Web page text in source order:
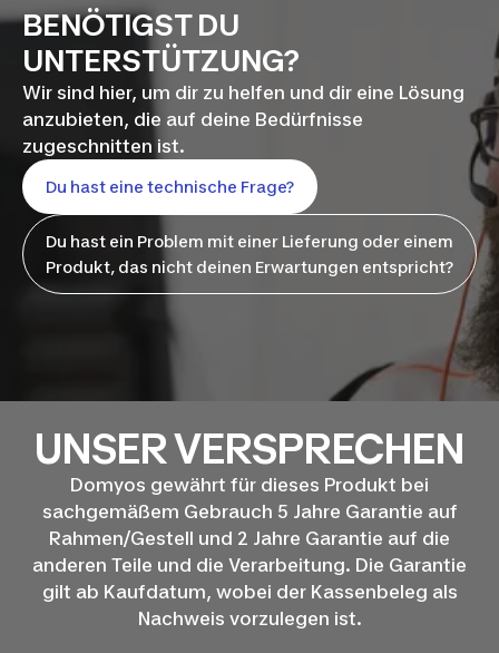
BENÖTIGST DU
UNTERSTÜTZUNG?
Wir sind hier, um dir zu helfen und dir eine Lösung
anzubieten, die auf deine Bedürfnisse
zugeschnitten ist.
Du hast eine technische Frage?
Du hast ein Problem mit einer Lieferung oder einem
Produkt, das nicht deinen Erwartungen entspricht?
UNSER VERSPRECHEN
Domyos gewährt für dieses Produkt bei
sachgemäßem Gebrauch 5 Jahre Garantie auf
Rahmen/Gestell und 2 Jahre Garantie auf die
anderen Teile und die Verarbeitung. Die Garantie
gilt ab Kaufdatum, wobei der Kassenbeleg als
Nachweis vorzulegen ist.